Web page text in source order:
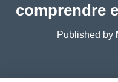
comprendre
Published by